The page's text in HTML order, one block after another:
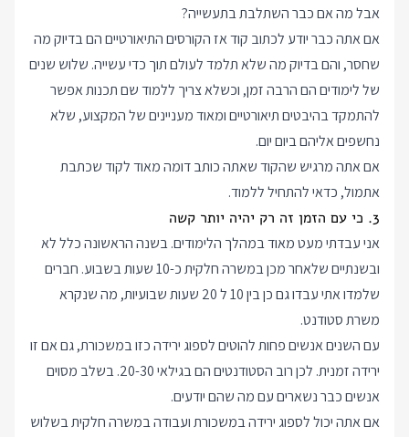
אבל מה אם כבר השתלבת בתעשייה?
אם אתה כבר יודע לכתוב קוד אז הקורסים התיאורטיים הם בדיוק מה
שחסר, והם בדיוק מה שלא תלמד לעולם תוך כדי עשייה. שלוש שנים
של לימודים הם הרבה זמן, וכשלא צריך ללמוד שם תכנות אפשר
להתמקד בהיבטים תיאורטיים ומאוד מעניינים של המקצוע, שלא
נחשפים אליהם ביום יום.
אם אתה מרגיש שהקוד שאתה כותב דומה מאוד לקוד שכתבת
אתמול, כדאי להתחיל ללמוד.
3. כי עם הזמן זה רק יהיה יותר קשה
אני עבדתי מעט מאוד במהלך הלימודים. בשנה הראשונה כלל לא
ובשנתיים שלאחר מכן במשרה חלקית כ-10 שעות בשבוע. חברים
שלמדו אתי עבדו גם כן בין 10 ל 20 שעות שבועיות, מה שנקרא
משרת סטודנט.
עם השנים אנשים פחות להוטים לספוג ירידה כזו במשכורת, גם אם זו
ירידה זמנית. לכן רוב הסטודנטים הם בגילאי 20-30. בשלב מסוים
אנשים כבר נשארים עם מה שהם יודעים.
אם אתה יכול לספוג ירידה במשכורת ועבודה במשרה חלקית בשלוש